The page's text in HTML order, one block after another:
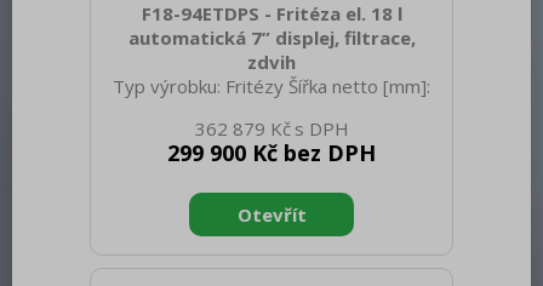
F18-94ETDPS - Fritéza el. 18 l
automatická 7” displej, filtrace,
zdvih
Typ výrobku: Fritézy Šířka netto [mm]:
netto [mm]: 900 Hmotnost netto [kg]:
80.00 Šířka brutto [mm]: 430 Hloubka
1110 Hmotnost brutto [kg]: 89.00 Typ
spotřebiče: Elektrické zařízení
Konstruční typ zařízení: S podestavbou
362 879 Kč
299 900 Kč bez DPH